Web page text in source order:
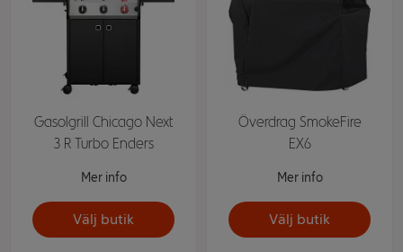
Gasolgrill Chicago Next
3 R Turbo Enders
Mer info
Välj butik
Överdrag SmokeFire
EX6
Mer info
Välj butik